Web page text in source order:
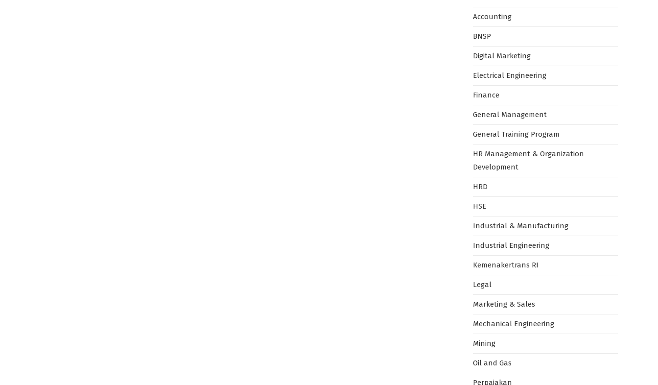
Accounting
BNSP
Digital Marketing
Electrical Engineering
Finance
General Management
General Training Program
HR Management & Organization
Development
HRD
HSE
Industrial & Manufacturing
Industrial Engineering
Kemenakertrans RI
Legal
Marketing & Sales
Mechanical Engineering
Mining
Oil and Gas
Perpajakan